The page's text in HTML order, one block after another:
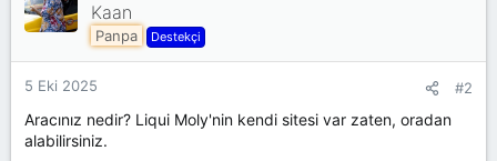
Kaan
Panpa Destekçi
5 Eki 2025 #2
Aracınız nedir? Liqui Moly'nin kendi sitesi var zaten, oradan
alabilirsiniz.